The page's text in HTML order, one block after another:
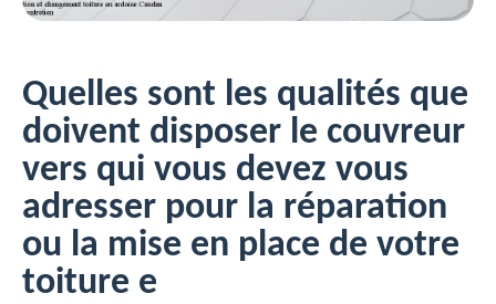
Quelles sont les qualités que
doivent disposer le couvreur
vers qui vous devez vous
adresser pour la réparation
ou la mise en place de votre
toiture e